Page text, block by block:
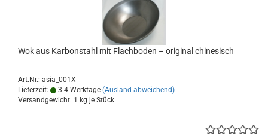
Wok aus Karbonstahl mit Flachboden – original chinesisch
Art.Nr.: asia_001X
Lieferzeit:
3-4 Werktage (Ausland abweichend)
Versandgewicht: 1 kg je Stück